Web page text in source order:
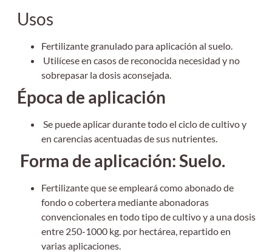
Usos
Fertilizante granulado para aplicación al suelo.
Utilícese en casos de reconocida necesidad y no
sobrepasar la dosis aconsejada.
Época de aplicación
Se puede aplicar durante todo el ciclo de cultivo y
en carencias acentuadas de sus nutrientes.
Forma de aplicación: Suelo.
Fertilizante que se empleará como abonado de
fondo o cobertera mediante abonadoras
convencionales en todo tipo de cultivo y a una dosis
entre 250-1000 kg. por hectárea, repartido en
varias aplicaciones.